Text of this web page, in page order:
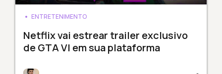
ENTRETENIMENTO
Netflix vai estrear trailer exclusivo
de GTA VI em sua plataforma